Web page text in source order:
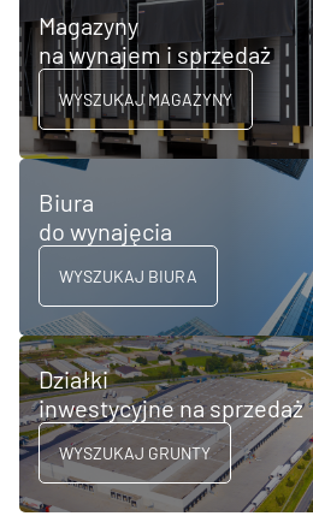
Magazyny
na wynajem i sprzedaż
WYSZUKAJ MAGAZYNY
Biura
do wynajęcia
WYSZUKAJ BIURA
Działki
inwestycyjne na sprzedaż
WYSZUKAJ GRUNTY